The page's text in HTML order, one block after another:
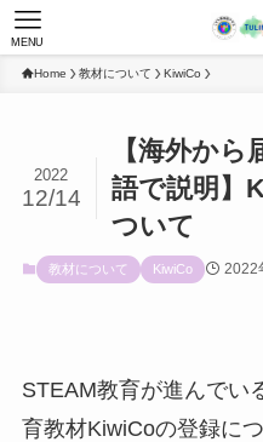
MENU
Home 教材について KiwiCo
【海外か
語で説明】
ついて
2022
12/14
教材について KiwiCo 2022
STEAM教育が進んでい
育教材KiwiCoの登録に